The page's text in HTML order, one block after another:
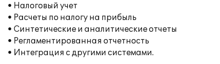
• Налоговый учет
• Расчеты по налогу на прибыль
• Синтетические и аналитические отчеты
• Регламентированная отчетность
• Интеграция с другими системами.